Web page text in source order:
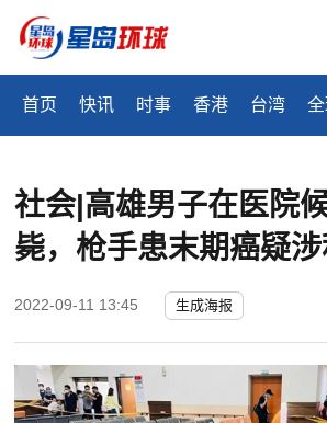
首页 快讯 时事 香港 台湾
社会|高雄男子在医院
毙，枪手患末期癌疑
2022-09-11 13:45 生成海报